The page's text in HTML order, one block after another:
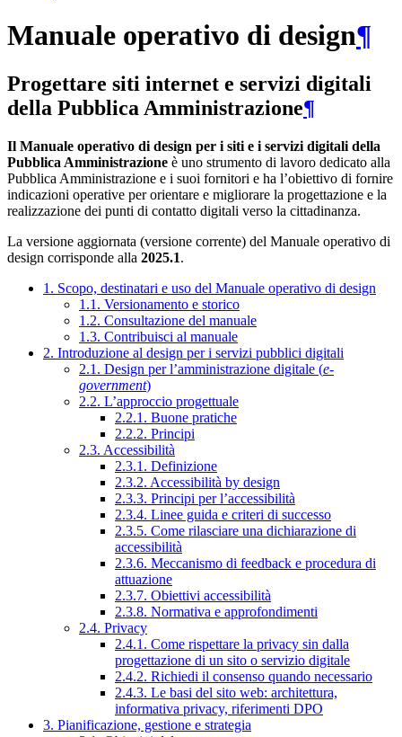
Manuale operativo di design¶
Progettare siti internet e servizi digitali
della Pubblica Amministrazione¶
Il Manuale operativo di design per i siti e i servizi digitali della
Pubblica Amministrazione è uno strumento di lavoro dedicato alla
Pubblica Amministrazione e i suoi fornitori e ha l’obiettivo di fornire
indicazioni operative per orientare e migliorare la progettazione e la
realizzazione dei punti di contatto digitali verso la cittadinanza.
La versione aggiornata (versione corrente) del Manuale operativo di
design corrisponde alla 2025.1.
1. Scopo, destinatari e uso del Manuale operativo di design
1.1. Versionamento e storico
1.2. Consultazione del manuale
1.3. Contribuisci al manuale
2. Introduzione al design per i servizi pubblici digitali
2.1. Design per l’amministrazione digitale (e-
government)
2.2. L’approccio progettuale
2.2.1. Buone pratiche
2.2.2. Principi
2.3. Accessibilità
2.3.1. Definizione
2.3.2. Accessibilità by design
2.3.3. Principi per l’accessibilità
2.3.4. Linee guida e criteri di successo
2.3.5. Come rilasciare una dichiarazione di
accessibilità
2.3.6. Meccanismo di feedback e procedura di
attuazione
2.3.7. Obiettivi accessibilità
2.3.8. Normativa e approfondimenti
2.4. Privacy
2.4.1. Come rispettare la privacy sin dalla
progettazione di un sito o servizio digitale
2.4.2. Richiedi il consenso quando necessario
2.4.3. Le basi del sito web: architettura,
informativa privacy, riferimenti DPO
3. Pianificazione, gestione e strategia